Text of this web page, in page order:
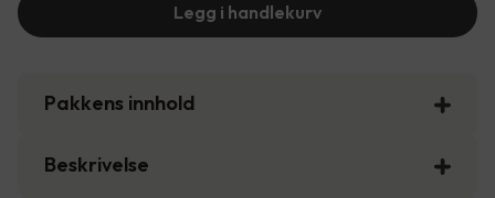
Legg i handlekurv
Pakkens innhold
Beskrivelse